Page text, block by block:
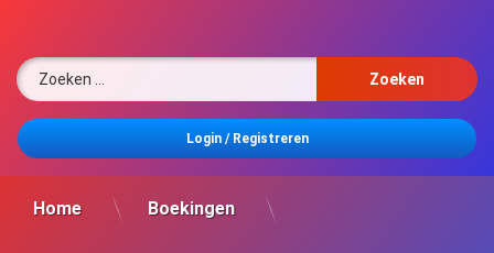
inhoud
Login /Registreren
Home Boekingen